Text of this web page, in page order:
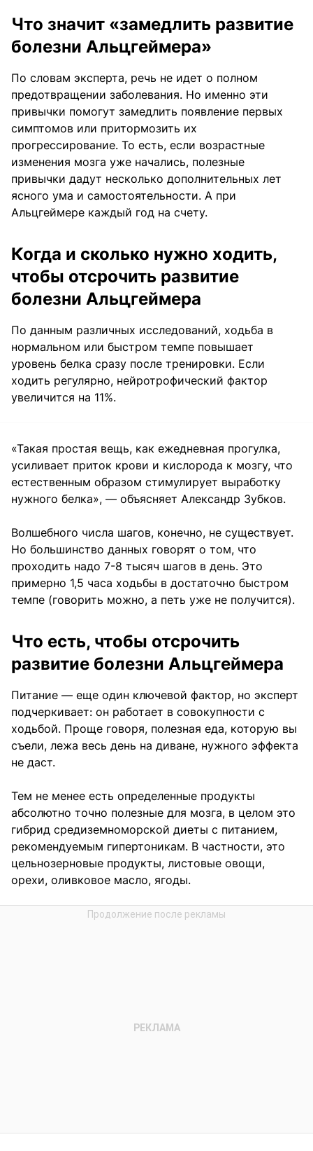
Что значит «замедлить развитие
болезни Альцгеймера»
По словам эксперта, речь не идет о полном
предотвращении заболевания. Но именно эти
привычки помогут замедлить появление первых
симптомов или притормозить их
прогрессирование. То есть, если возрастные
изменения мозга уже начались, полезные
привычки дадут несколько дополнительных лет
ясного ума и самостоятельности. А при
Альцгеймере каждый год на счету.
Когда и сколько нужно ходить,
чтобы отсрочить развитие
болезни Альцгеймера
По данным различных исследований, ходьба в
нормальном или быстром темпе повышает
уровень белка сразу после тренировки. Если
ходить регулярно, нейротрофический фактор
увеличится на 11%.
«Такая простая вещь, как ежедневная прогулка,
усиливает приток крови и кислорода к мозгу, что
естественным образом стимулирует выработку
нужного белка», — объясняет Александр Зубков.
Волшебного числа шагов, конечно, не существует.
Но большинство данных говорят о том, что
проходить надо 7-8 тысяч шагов в день. Это
примерно 1,5 часа ходьбы в достаточно быстром
темпе (говорить можно, а петь уже не получится).
Что есть, чтобы отсрочить
развитие болезни Альцгеймера
Питание — еще один ключевой фактор, но эксперт
подчеркивает: он работает в совокупности с
ходьбой. Проще говоря, полезная еда, которую вы
съели, лежа весь день на диване, нужного эффекта
не даст.
Тем не менее есть определенные продукты
абсолютно точно полезные для мозга, в целом это
гибрид средиземноморской диеты с питанием,
рекомендуемым гипертоникам. В частности, это
цельнозерновые продукты, листовые овощи,
орехи, оливковое масло, ягоды.